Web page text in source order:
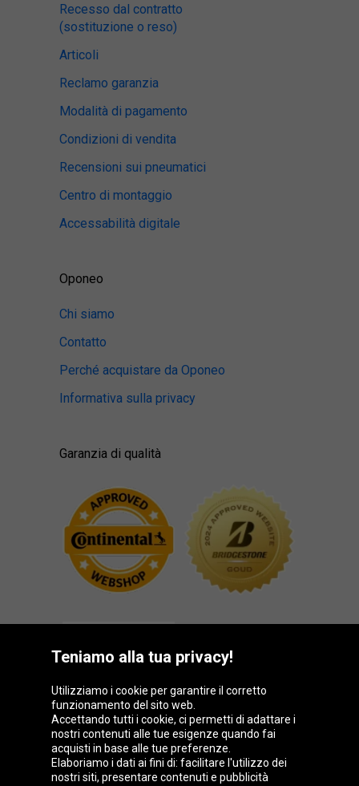
Recesso dal contratto
(sostituzione o reso)
Articoli
Reclamo garanzia
Modalità di pagamento
Condizioni di vendita
Recensioni sui pneumatici
Centro di montaggio
Accessabilità digitale
Oponeo
Chi siamo
Contatto
Perché acquistare da Oponeo
Informativa sulla privacy
Garanzia di qualità
Gruppo Oponeo
Teniamo alla tua privacy!
Utilizziamo i cookie per garantire il corretto
funzionamento del sito web.
Accettando tutti i cookie, ci permetti di adattare i
nostri contenuti alle tue esigenze quando fai
acquisti in base alle tue preferenze.
Elaboriamo i dati ai fini di: facilitare l'utilizzo dei
nostri siti, presentare contenuti e pubblicità